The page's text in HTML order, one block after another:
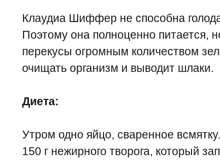
Клаудиа Шиффер не способна
Поэтому она полноценно питается,
перекусы огромным количеством
очищать организм и выводит шлаки.
Диета:
Утром одно яйцо, сваренное
150 г нежирного творога, который